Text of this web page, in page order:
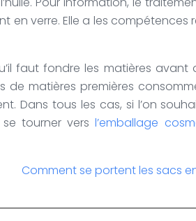
verre. Elle a les compétences
faut fondre les matières avant
matières premières
Dans tous les cas, si l’on
se tourner versl’emballage
Comment se portent les sacs